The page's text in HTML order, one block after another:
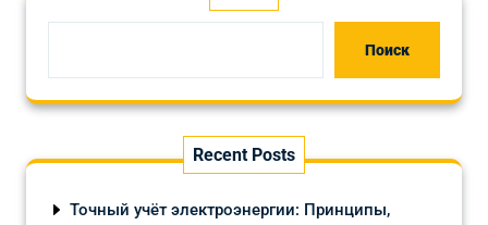
Поиск
Recent Posts
Точный учёт электроэнергии: Принципы,